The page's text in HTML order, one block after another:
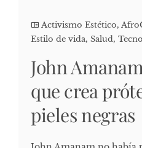
Activismo Estético,
Estilo de vida, Salud,
John
que crea
pieles negras